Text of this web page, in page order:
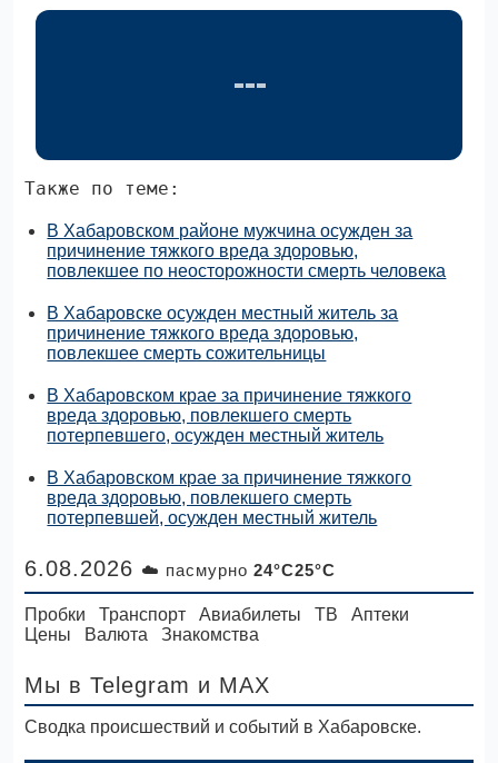
Также по теме:
В Хабаровском районе мужчина осужден за
причинение тяжкого вреда здоровью,
повлекшее по неосторожности смерть человека
В Хабаровске осужден местный житель за
причинение тяжкого вреда здоровью,
повлекшее смерть сожительницы
В Хабаровском крае за причинение тяжкого
вреда здоровью, повлекшего смерть
потерпевшего, осужден местный житель
В Хабаровском крае за причинение тяжкого
вреда здоровью, повлекшего смерть
потерпевшей, осужден местный житель
6.08.2026 ☁️ пасмурно24°C25°C
Пробки Транспорт Авиабилеты ТВ
Аптеки
Цены
Валюта Знакомства
Мы в Telegram и MAX
Сводка происшествий и событий в Хабаровске.